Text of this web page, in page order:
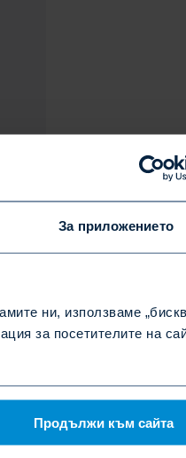
За приложението
ни, използваме
за посетителите на
Продължи към сайта